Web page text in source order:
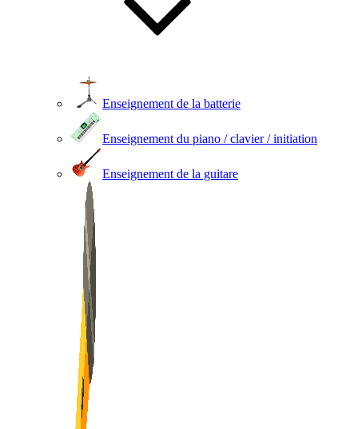
Enseignement de la batterie
Enseignement du piano / clavier / initiation
Enseignement de la guitare